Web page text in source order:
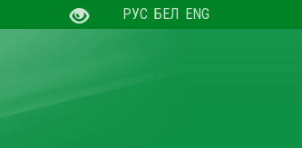
РУС БЕЛ ENG